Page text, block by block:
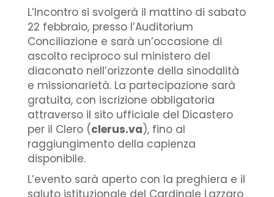
L’Incontro si svolgerà il mattino di sabato
22 febbraio, presso l’Auditorium
Conciliazione e sarà un’occasione di
ascolto reciproco sul ministero del
diaconato nell’orizzonte della sinodalità
e missionarietà. La partecipazione sarà
gratuita, con iscrizione obbligatoria
attraverso il sito ufficiale del Dicastero
per il Clero (clerus.va), fino al
raggiungimento della capienza
disponibile.
L’evento sarà aperto con la preghiera e il
saluto istituzionale del Cardinale Lazzaro